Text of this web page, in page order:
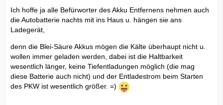
Ich hoffe ja alle Befürworter des Akku Entfernens nehmen auch
die Autobatterie nachts mit ins Haus u. hängen sie ans
Ladegerät,
denn die Blei-Säure Akkus mögen die Kälte überhaupt nicht u.
wollen immer geladen werden, dabei ist die Haltbarkeit
wesentlich länger, keine Tiefentladungen möglich (die mag
diese Batterie auch nicht) und der Entladestrom beim Starten
des PKW ist wesentlich größer. =)